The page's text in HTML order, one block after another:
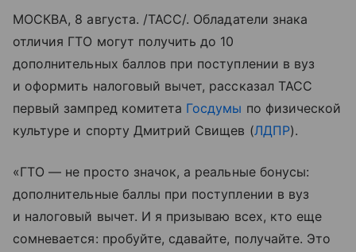
МОСКВА, 8 августа. /ТАСС/. Обладатели знака
отличия ГТО могут получить до 10
дополнительных баллов при поступлении в вуз
и оформить налоговый вычет, рассказал ТАСС
первый зампред комитета Госдумы по физической
культуре и спорту Дмитрий Свищев (ЛДПР).
«ГТО — не просто значок, а реальные бонусы:
дополнительные баллы при поступлении в вуз
и налоговый вычет. И я призываю всех, кто еще
сомневается: пробуйте, сдавайте, получайте. Это